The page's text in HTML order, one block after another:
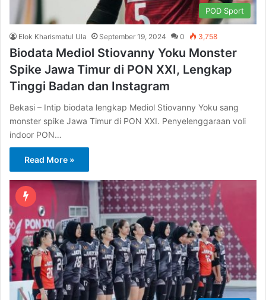
POD Sport
Elok Kharismatul Ula September 19, 2024 0 3,758
Biodata Mediol Stiovanny Yoku Monster
Spike Jawa Timur di PON XXI, Lengkap
Tinggi Badan dan Instagram
Bekasi – Intip biodata lengkap Mediol Stiovanny Yoku sang
monster spike Jawa Timur di PON XXI. Penyelenggaraan voli
indoor PON…
Read More »